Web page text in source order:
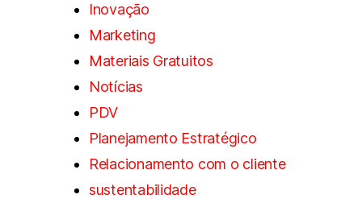
Inovação
Marketing
Materiais Gratuitos
Notícias
PDV
Planejamento Estratégico
Relacionamento com o cliente
sustentabilidade